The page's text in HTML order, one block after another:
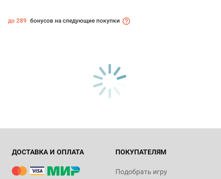
до 289 бонусов на следующие покупки
ДОСТАВКА И ОПЛАТА ПОКУПАТЕЛЯМ
Подобрать игру